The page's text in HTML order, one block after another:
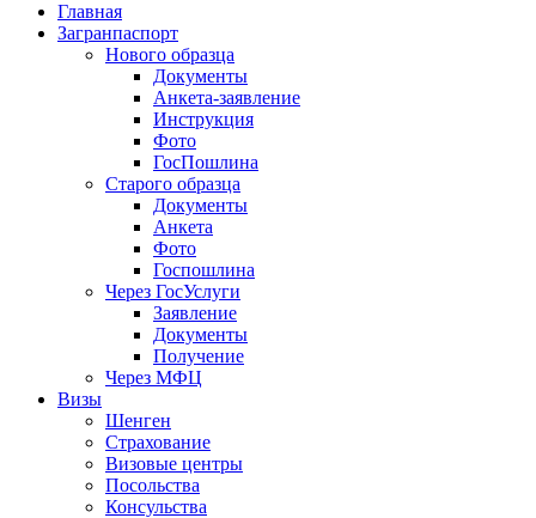
Главная
Загранпаспорт
Нового образца
Документы
Анкета-заявление
Инструкция
Фото
ГосПошлина
Старого образца
Документы
Анкета
Фото
Госпошлина
Через ГосУслуги
Заявление
Документы
Получение
Через МФЦ
Визы
Шенген
Страхование
Визовые центры
Посольства
Консульства